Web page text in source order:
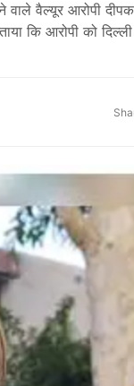
वैल्यूर आरोपी दीपक
कि आरोपी को दिल्ली